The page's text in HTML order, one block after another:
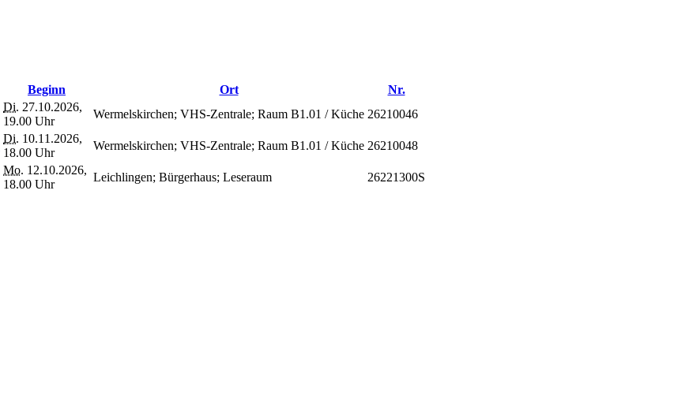
Beginn Ort
Nr.
Di. 27.10.2026,
19.00 Uhr
Wermelskirchen; VHS-Zentrale; Raum B1.01 / Küche 26210046
Di. 10.11.2026,
18.00 Uhr
Wermelskirchen; VHS-Zentrale; Raum B1.01 / Küche 26210048
Mo. 12.10.2026,
18.00 Uhr
Leichlingen; Bürgerhaus; Leseraum 26221300S